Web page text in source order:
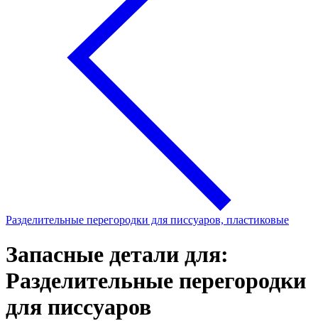
Разделительные перегородки для писсуаров, пластиковые
Запасные детали для:
Разделительные перегородки
для писсуаров